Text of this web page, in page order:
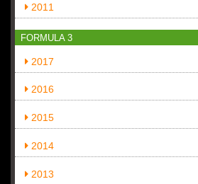
2011
FORMULA 3
2017
2016
2015
2014
2013